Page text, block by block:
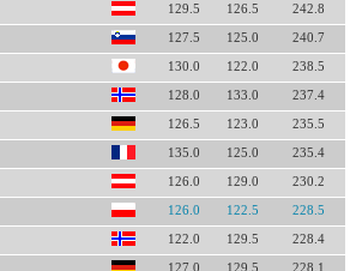
129.5 126.5 242.8
127.5 125.0 240.7
130.0 122.0 238.5
128.0 133.0 237.4
126.5 123.0 235.5
135.0 125.0 235.4
126.0 129.0 230.2
126.0 122.5 228.5
122.0 129.5 228.4
127.0 129.5 228.1